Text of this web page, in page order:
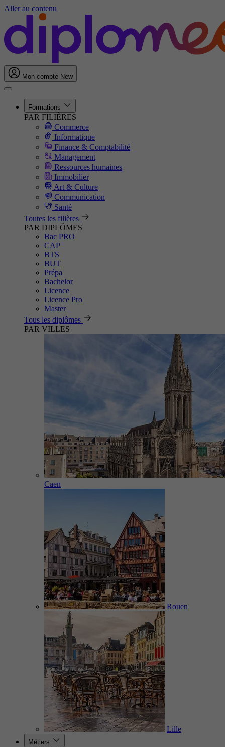
Aller au contenu
Mon compte New
Formations
PAR FILIÈRES
Commerce
Informatique
Finance & Comptabilité
Management
Ressources humaines
Immobilier
Art & Culture
Communication
Santé
Toutes les filières
PAR DIPLÔMES
Bac PRO
CAP
BTS
BUT
Prépa
Bachelor
Licence
Licence Pro
Master
Tous les diplômes
PAR VILLES
Caen
Rouen
Lille
Métiers